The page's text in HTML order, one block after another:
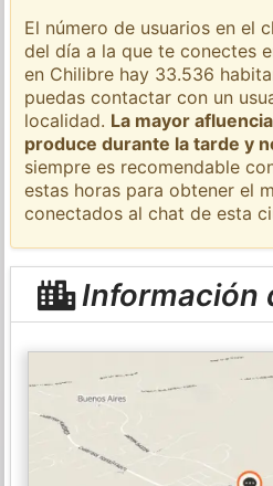
El número de usuarios en el
del día a la que te conectes
en Chilibre hay 33.536
puedas contactar con un
localidad. La mayor
produce durante la tarde y
siempre es recomendable
estas horas para obtener el
conectados al chat de esta
Información